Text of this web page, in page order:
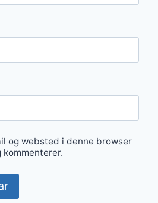
og websted i denne browser